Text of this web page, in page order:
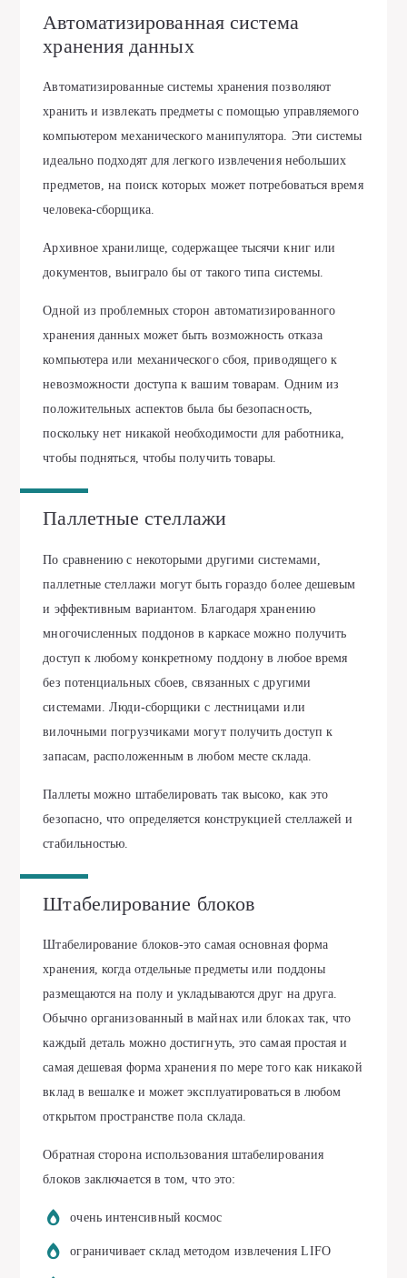
Автоматизированная система
хранения данных
Автоматизированные системы хранения позволяют
хранить и извлекать предметы с помощью управляемого
компьютером механического манипулятора. Эти системы
идеально подходят для легкого извлечения небольших
предметов, на поиск которых может потребоваться время
человека-сборщика.
Архивное хранилище, содержащее тысячи книг или
документов, выиграло бы от такого типа системы.
Одной из проблемных сторон автоматизированного
хранения данных может быть возможность отказа
компьютера или механического сбоя, приводящего к
невозможности доступа к вашим товарам. Одним из
положительных аспектов была бы безопасность,
поскольку нет никакой необходимости для работника,
чтобы подняться, чтобы получить товары.
Паллетные стеллажи
По сравнению с некоторыми другими системами,
паллетные стеллажи могут быть гораздо более дешевым
и эффективным вариантом. Благодаря хранению
многочисленных поддонов в каркасе можно получить
доступ к любому конкретному поддону в любое время
без потенциальных сбоев, связанных с другими
системами. Люди-сборщики с лестницами или
вилочными погрузчиками могут получить доступ к
запасам, расположенным в любом месте склада.
Паллеты можно штабелировать так высоко, как это
безопасно, что определяется конструкцией стеллажей и
стабильностью.
Штабелирование блоков
Штабелирование блоков-это самая основная форма
хранения, когда отдельные предметы или поддоны
размещаются на полу и укладываются друг на друга.
Обычно организованный в майнах или блоках так, что
каждый деталь можно достигнуть, это самая простая и
самая дешевая форма хранения по мере того как никакой
вклад в вешалке и может эксплуатироваться в любом
открытом пространстве пола склада.
Обратная сторона использования штабелирования
блоков заключается в том, что это:
очень интенсивный космос
ограничивает склад методом извлечения LIFO